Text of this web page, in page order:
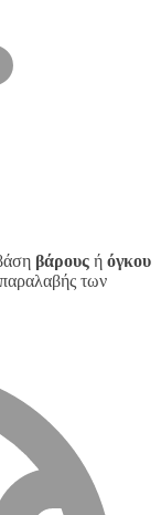
βάρους ή όγκου
των